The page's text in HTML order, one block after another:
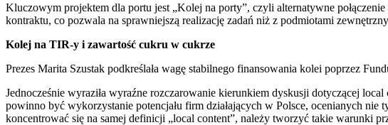
Kluczowym projektem dla portu jest „Kolej na porty”, czyli alternatywne
kontraktu, co pozwala na sprawniejszą realizację zadań niż z podmiotami
Kolej na TIR-y i zawartość cukru w cukrze
Prezes Marita Szustak podkreślała wagę stabilnego finansowania kolei poprzez
Jednocześnie wyraziła wyraźne rozczarowanie kierunkiem dyskusji dotyczącej
powinno być wykorzystanie potencjału firm działających w Polsce, ocenianych
koncentrować się na samej definicji „local content”, należy tworzyć takie warunki